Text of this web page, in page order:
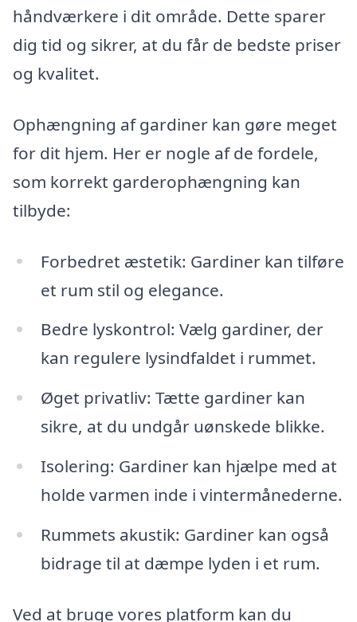
håndværkere i dit område. Dette sparer
dig tid og sikrer, at du får de bedste priser
og kvalitet.
Ophængning af gardiner kan gøre meget
for dit hjem. Her er nogle af de fordele,
som korrekt garderophængning kan
tilbyde:
Forbedret æstetik: Gardiner kan tilføre
et rum stil og elegance.
Bedre lyskontrol: Vælg gardiner, der
kan regulere lysindfaldet i rummet.
Øget privatliv: Tætte gardiner kan
sikre, at du undgår uønskede blikke.
Isolering: Gardiner kan hjælpe med at
holde varmen inde i vintermånederne.
Rummets akustik: Gardiner kan også
bidrage til at dæmpe lyden i et rum.
Ved at bruge vores platform kan du